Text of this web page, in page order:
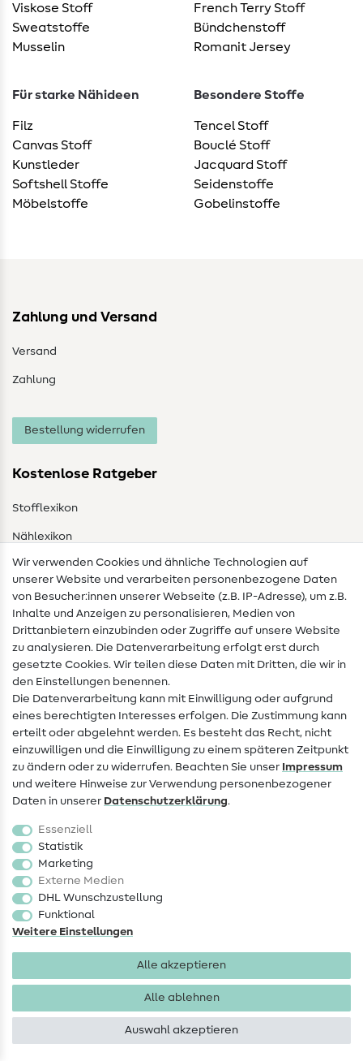
Viskose Stoff
Sweatstoffe
Musselin
French Terry Stoff
Bündchenstoff
Romanit Jersey
Für starke Nähideen
Filz
Canvas Stoff
Kunstleder
Softshell Stoffe
Möbelstoffe
Besondere Stoffe
Tencel Stoff
Bouclé Stoff
Jacquard Stoff
Seidenstoffe
Gobelinstoffe
Zahlung und Versand
Versand
Zahlung
Bestellung widerrufen
Kostenlose Ratgeber
Stofflexikon
Nählexikon
Nähanleitungen
Hilfe & Kontakt
Kontakt
Infos zum Betreiberwechsel
Widerrufsrecht
Beliebt
Stoffe
Sale
Schnittmuster
Wir verwenden Cookies und ähnliche Technologien auf
unserer Website und verarbeiten personenbezogene Daten
von Besucher:innen unserer Webseite (z.B. IP-Adresse), um z.B.
Inhalte und Anzeigen zu personalisieren, Medien von
Drittanbietern einzubinden oder Zugriffe auf unsere Website
zu analysieren. Die Datenverarbeitung erfolgt erst durch
gesetzte Cookies. Wir teilen diese Daten mit Dritten, die wir in
den Einstellungen benennen.
Die Datenverarbeitung kann mit Einwilligung oder aufgrund
eines berechtigten Interesses erfolgen. Die Zustimmung kann
erteilt oder abgelehnt werden. Es besteht das Recht, nicht
einzuwilligen und die Einwilligung zu einem späteren Zeitpunkt
zu ändern oder zu widerrufen. Beachten Sie unser Impressum
und weitere Hinweise zur Verwendung personenbezogener
Daten in unserer Daten­schutz­erklärung.
Essenziell
Statistik
Marketing
Externe Medien
DHL Wunschzustellung
Funktional
Weitere Einstellungen
Alle akzeptieren
Alle ablehnen
Auswahl akzeptieren
Impressum Datenschutz
AGB
Copyright 2026 SewIY GmbH